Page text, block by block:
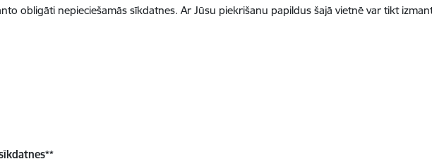
obligāti nepieciešamās sīkdatnes. Ar Jūsu piekrišanu papildus šajā vietnē var tikt
**